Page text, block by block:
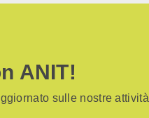
ANIT!
sulle nostre attività